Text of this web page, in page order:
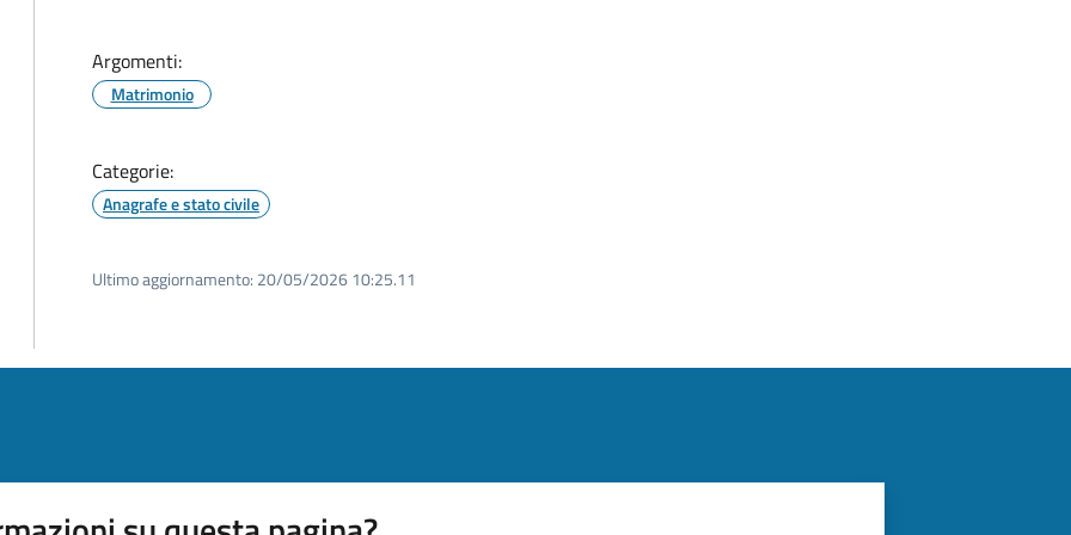
Argomenti:
Matrimonio
Categorie:
Anagrafe e stato civile
Ultimo aggiornamento: 20/05/2026 10:25.11